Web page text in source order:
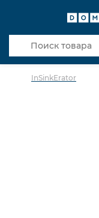
InSinkErator